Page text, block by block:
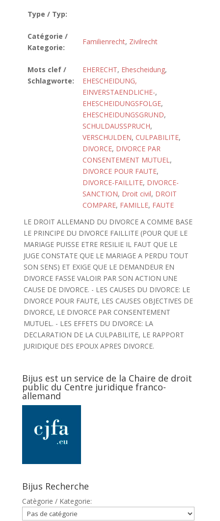
Type / Typ:
Catégorie /
Kategorie:
Familienrecht, Zivilrecht
Mots clef /
Schlagworte:
EHERECHT, Ehescheidung,
EHESCHEIDUNG,
EINVERSTAENDLICHE-,
EHESCHEIDUNGSFOLGE,
EHESCHEIDUNGSGRUND,
SCHULDAUSSPRUCH,
VERSCHULDEN, CULPABILITE,
DIVORCE, DIVORCE PAR
CONSENTEMENT MUTUEL,
DIVORCE POUR FAUTE,
DIVORCE-FAILLITE, DIVORCE-
SANCTION, Droit civil, DROIT
COMPARE, FAMILLE, FAUTE
LE DROIT ALLEMAND DU DIVORCE A COMME BASE
LE PRINCIPE DU DIVORCE FAILLITE (POUR QUE LE
MARIAGE PUISSE ETRE RESILIE IL FAUT QUE LE
JUGE CONSTATE QUE LE MARIAGE A PERDU TOUT
SON SENS) ET EXIGE QUE LE DEMANDEUR EN
DIVORCE FASSE VALOIR PAR SON ACTION UNE
CAUSE DE DIVORCE. - LES CAUSES DU DIVORCE: LE
DIVORCE POUR FAUTE, LES CAUSES OBJECTIVES DE
DIVORCE, LE DIVORCE PAR CONSENTEMENT
MUTUEL. - LES EFFETS DU DIVORCE: LA
DECLARATION DE LA CULPABILITE, LE RAPPORT
JURIDIQUE DES EPOUX APRES DIVORCE.
Bijus est un service de la Chaire de droit
public du Centre juridique franco-
allemand
Bijus Recherche
Catègorie / Kategorie: